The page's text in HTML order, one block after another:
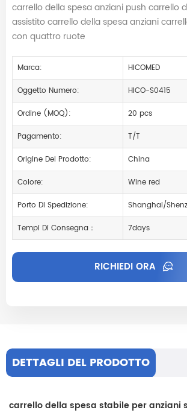
carrello della spesa anziani push carrello
assistito carrello della spesa anziani
con quattro ruote
Marca:
HICOMED
Oggetto Numero:
HICO-S0415
Ordine (MOQ):
20 pcs
Pagamento:
T/T
Origine Del Prodotto:
China
Colore:
Wine red
Porto Di Spedizione:
Shanghai/
Tempi Di Consegna：
7days
RICHIEDI ORA
DETTAGLI DEL PRODOTTO
carrello della spesa stabile per anziani